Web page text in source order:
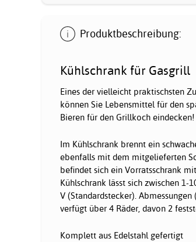
Produktbeschreibung:
Kühlschrank für Gasgrill
Eines der vielleicht praktischsten
können Sie Lebensmittel für den
Bieren für den Grillkoch eindecken!
Im Kühlschrank brennt ein
ebenfalls mit dem mitgelieferten
befindet sich ein Vorratsschrank
Kühlschrank lässt sich zwischen 1-
V (Standardstecker).
verfügt über 4 Räder, davon 2
Komplett aus Edelstahl gefertigt